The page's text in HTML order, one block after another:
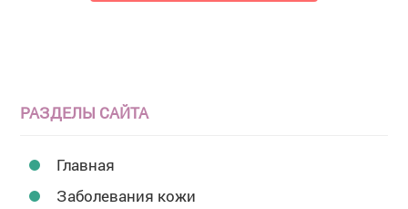
РАЗДЕЛЫ САЙТА
Главная
Заболевания кожи